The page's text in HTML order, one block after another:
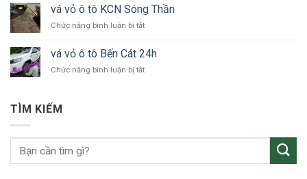
Bắc
Tân
Uyên
ô
tô
An
vá vỏ ô tô KCN Sóng Thần
Chức năng bình luận bị tắtở
vỏ
ô
tô
vá vỏ ô tô Bến Cát 24h
Chức năng bình luận bị tắtở
Cát
TÌM KIẾM